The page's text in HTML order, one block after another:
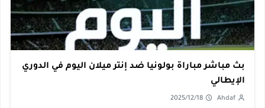
بث مباشر مباراة بولونيا ضد إنتر ميلان اليوم في الدوري
الإيطالي
Ahdaf
2025/12/18